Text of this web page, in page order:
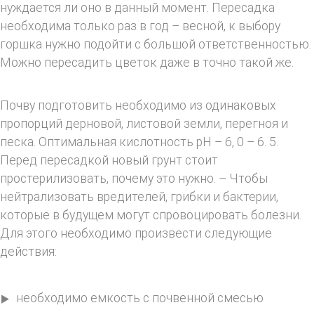
нуждается ли оно в данный момент. Пересадка
необходима только раз в год – весной, к выбору
горшка нужно подойти с большой ответственностью.
Можно пересадить цветок даже в точно такой же.
Почву подготовить необходимо из одинаковых
пропорций дерновой, листовой земли, перегноя и
песка. Оптимальная кислотность рН – 6, 0 – 6. 5.
Перед пересадкой новый грунт стоит
простерилизовать, почему это нужно. – Чтобы
нейтрализовать вредителей, грибки и бактерии,
которые в будущем могут спровоцировать болезни.
Для этого необходимо произвести следующие
действия:
необходимо емкость с почвенной смесью